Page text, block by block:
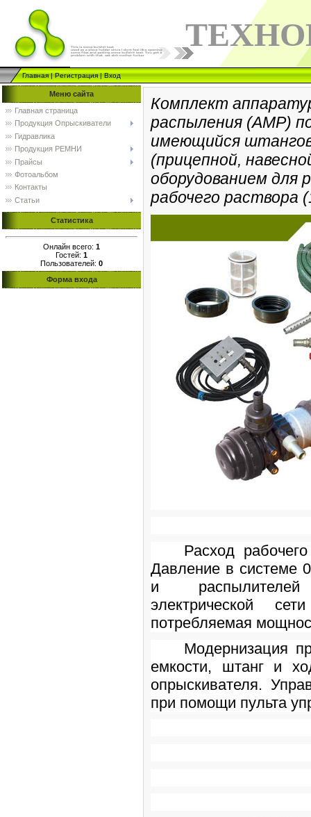
Главная|Регистрация|Вход
Меню сайта
Главная страница
Продукция Опрыскиватели
Гидравлика
Продукция РЕМНИ
Прайсы
Фотоальбом
Контакты
Статьи
Статистика
Онлайн всего: 1
Гостей: 1
Пользователей: 0
Форма входа
Комплект
распыления (АМР)
имеющийся
(прицепной,
оборудованием
рабочего раствора
Расход
Давление в системе
и
электрической
потребляемая
Модернизация
емкости, штанг и
опрыскивателя.
при помощи пульта